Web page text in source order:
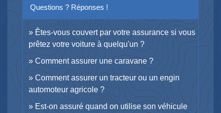
Questions ? Réponses !
Êtes-vous couvert par votre assurance si vous
prêtez votre voiture à quelqu'un ?
Comment assurer une caravane ?
Comment assurer un tracteur ou un engin
automoteur agricole ?
Est-on assuré quand on utilise son véhicule